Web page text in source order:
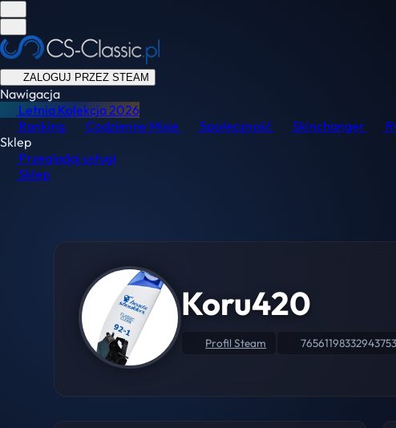
ZALOGUJ PRZEZ STEAM
Nawigacja
Letnia Kolekcja2026
Ranking
Codzienne Misje Społeczność Skinchanger
Sklep
Przeglądaj usługi
Sklep
Koru420
Profil Steam 76561198332943753